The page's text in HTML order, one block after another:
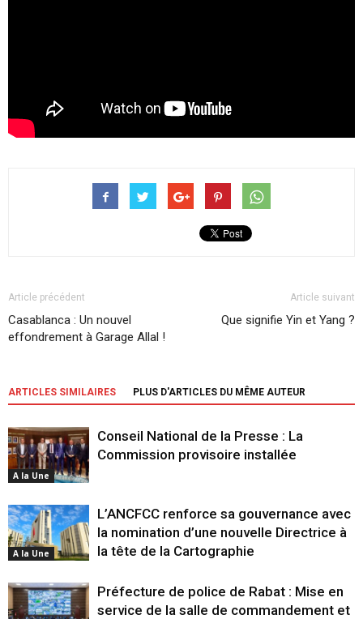
Article précédent
Casablanca : Un nouvel
effondrement à Garage Allal !
Article suivant
Que signifie Yin et Yang ?
ARTICLES SIMILAIRES PLUS D'ARTICLES DU MÊME AUTEUR
A la Une
Conseil National de la Presse : La
Commission provisoire installée
A la Une
L’ANCFCC renforce sa gouvernance avec
la nomination d’une nouvelle Directrice à
la tête de la Cartographie
Préfecture de police de Rabat : Mise en
service de la salle de commandement et